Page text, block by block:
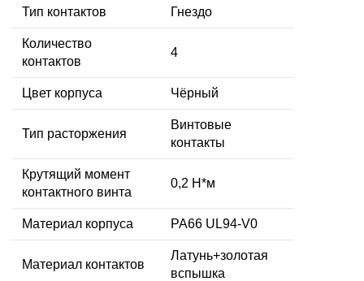
Тип контактов Гнездо
Количество
контактов
4
Цвет корпуса Чёрный
Тип расторжения
Винтовые
контакты
Крутящий момент
контактного винта
0,2 Н*м
Материал корпуса PA66 UL94-V0
Материал контактов
Латунь+золотая
вспышка